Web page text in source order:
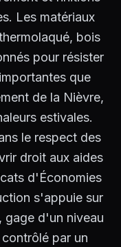
Les matériaux
bois
pour résister
que
de la Nièvre,
estivales.
le respect des
droit aux aides
d'Économies
s'appuie sur
gage d'un niveau
par un